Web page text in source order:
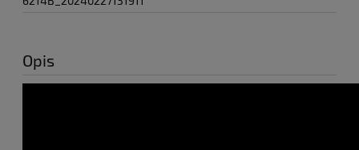
Opis